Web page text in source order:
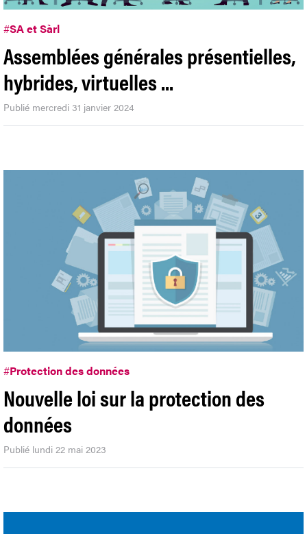
#SA et Sàrl
Assemblées générales présentielles,
hybrides, virtuelles ...
Publié mercredi 31 janvier 2024
#Protection des données
Nouvelle loi sur la protection des
données
Publié lundi 22 mai 2023